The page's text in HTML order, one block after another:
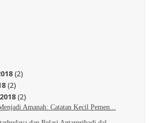
(2)
(2)
(2)
Amanah: Catatan Kecil Pemen...